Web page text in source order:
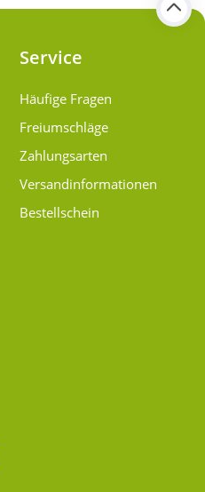
Service
Häufige Fragen
Freiumschläge
Zahlungsarten
Versand­informationen
Bestellschein